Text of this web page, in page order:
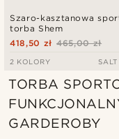
Szaro-kasztanowa
torba Shem
465,00 zł
418,50 zł
2 KOLORY
TORBA
GARDEROBY